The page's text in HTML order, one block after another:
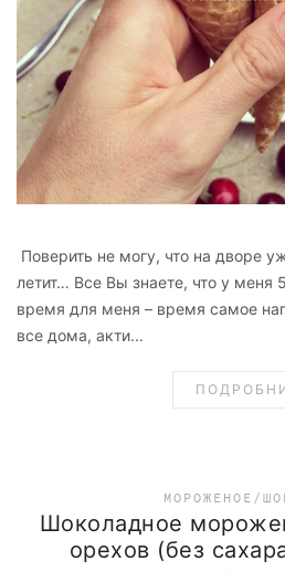
Поверить не могу, что на дворе
летит… Все Вы знаете, что у меня
время для меня – время самое
все дома, акти...
МОРОЖЕНОЕ/
Шоколадное
орехов (без